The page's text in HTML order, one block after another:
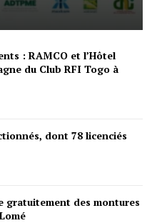
: RAMCO et l’Hôtel
du Club RFI Togo à
dont 78 licenciés
gratuitement des montures